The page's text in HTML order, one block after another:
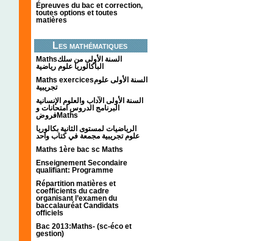
Épreuves du bac et correction,
toutes options et toutes
matières
Les mathématiques
Mathsالسنة الأولى من سلك
الباكالوريا علوم رياضية
Maths exercicesالسنة الأولى علوم
تجريبية
السنة الأولى الآداب والعلوم الإنسانية
البرنامج الدروس امتحانات و
فروضMaths
الرياضيات لمستوى الثانية بكالوريا
علوم تجريبية مجمعة في كتاب واحد
Maths 1ère bac sc Maths
Enseignement Secondaire
qualifiant: Programme
Répartition matières et
coefficients du cadre
organisant l’examen du
baccalauréat Candidats
officiels
Bac 2013:Maths- (sc-éco et
gestion)